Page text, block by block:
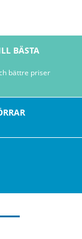
BÄSTA
bättre priser